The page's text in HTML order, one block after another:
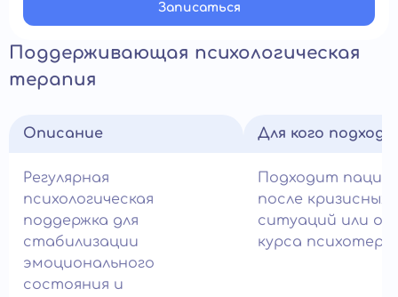
Записатьcя
Поддерживающая психологическая
терапия
Описание
Регулярная
психологическая
поддержка для
стабилизации
эмоционального
состояния и
Для кого
Подходит
после кризисных
ситуаций или
курса